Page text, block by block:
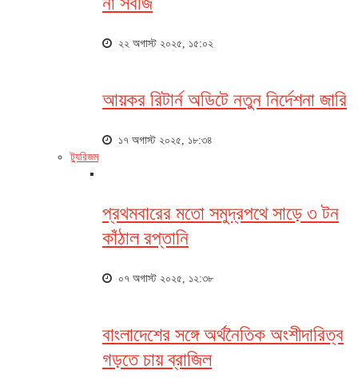
২২ অগাস্ট ২০২৫, ১৫:০২
আয়কর রিটার্ন অডিটে নতুন নির্দেশনা জারি
১৭ অগাস্ট ২০২৫, ১৮:৩৪
ট্যুরিজম
প্রথমবারের মতো সমুদ্রপথে সাড়ে ৩ টন
কাঁঠাল রপ্তানি
০৭ অগাস্ট ২০২৫, ১২:৩৮
বাংলাদেশের সঙ্গে অর্থনৈতিক অংশীদারিত্ব
গড়তে চায় ব্রাজিল